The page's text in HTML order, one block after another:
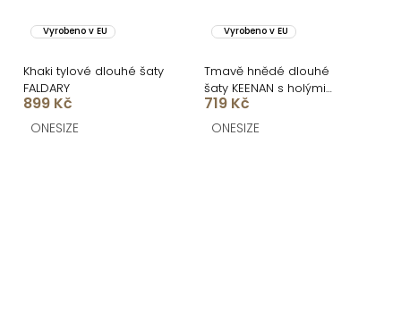
Vyrobeno v EU
Khaki tylové dlouhé šaty
FALDARY
899 Kč
ONESIZE
Vyrobeno v EU
Tmavě hnědé dlouhé
šaty KEENAN s holými
zády
719 Kč
ONESIZE